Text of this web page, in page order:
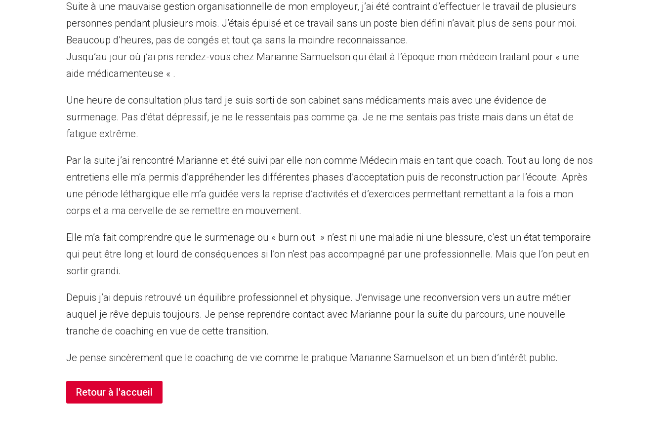
Suite à une mauvaise gestion organisationnelle de mon employeur, j’ai été contraint d’effectuer le travail de plusieurs
personnes pendant plusieurs mois. J’étais épuisé et ce travail sans un poste bien défini n’avait plus de sens pour moi.
Beaucoup d’heures, pas de congés et tout ça sans la moindre reconnaissance.
Jusqu’au jour où j’ai pris rendez-vous chez Marianne Samuelson qui était à l’époque mon médecin traitant pour « une
aide médicamenteuse « .
Une heure de consultation plus tard je suis sorti de son cabinet sans médicaments mais avec une évidence de
surmenage. Pas d’état dépressif, je ne le ressentais pas comme ça. Je ne me sentais pas triste mais dans un état de
fatigue extrême.
Par la suite j’ai rencontré Marianne et été suivi par elle non comme Médecin mais en tant que coach. Tout au long de nos
entretiens elle m’a permis d’appréhender les différentes phases d’acceptation puis de reconstruction par l’écoute. Après
une période léthargique elle m’a guidée vers la reprise d’activités et d’exercices permettant remettant a la fois a mon
corps et a ma cervelle de se remettre en mouvement.
Elle m’a fait comprendre que le surmenage ou « burn out » n’est ni une maladie ni une blessure, c’est un état temporaire
qui peut être long et lourd de conséquences si l’on n’est pas accompagné par une professionnelle. Mais que l’on peut en
sortir grandi.
Depuis j’ai depuis retrouvé un équilibre professionnel et physique. J’envisage une reconversion vers un autre métier
auquel je rêve depuis toujours. Je pense reprendre contact avec Marianne pour la suite du parcours, une nouvelle
tranche de coaching en vue de cette transition.
Je pense sincèrement que le coaching de vie comme le pratique Marianne Samuelson et un bien d’intérêt public.
Retour à l'accueil